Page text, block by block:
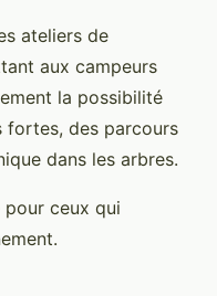
ateliers de
aux campeurs
la possibilité
fortes, des parcours
dans les arbres.
ceux qui